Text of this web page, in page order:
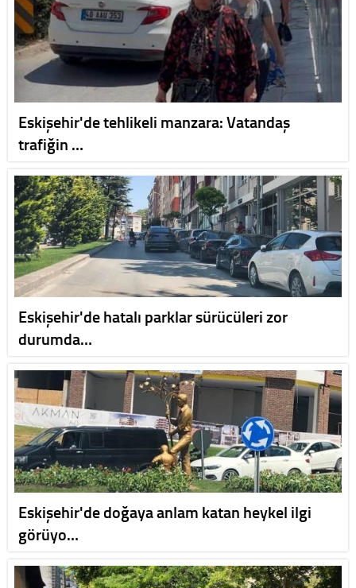
Eskişehir'de tehlikeli manzara: Vatandaş
trafiğin …
Eskişehir'de hatalı parklar sürücüleri zor
durumda…
Eskişehir'de doğaya anlam katan heykel ilgi
görüyo…